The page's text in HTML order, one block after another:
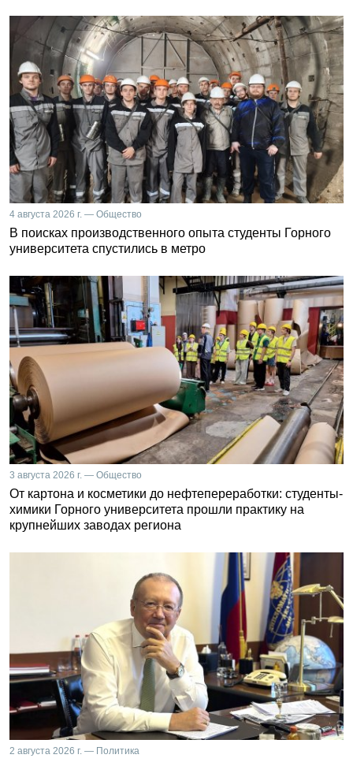
4 августа 2026 г. — Общество
В поисках производственного опыта студенты Горного
университета спустились в метро
3 августа 2026 г. — Общество
От картона и косметики до нефтепереработки: студенты-
химики Горного университета прошли практику на
крупнейших заводах региона
2 августа 2026 г. — Политика